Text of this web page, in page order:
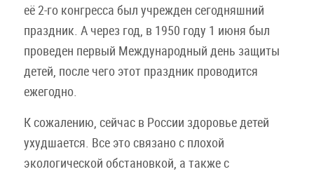
её 2-го конгресса был учрежден сегодняшний
праздник. А через год, в 1950 году 1 июня был
проведен первый Международный день защиты
детей, после чего этот праздник проводится
ежегодно.
К сожалению, сейчас в России здоровье детей
ухудшается. Все это связано с плохой
экологической обстановкой, а также с